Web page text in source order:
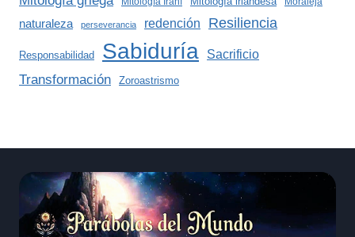
naturaleza perseverancia redención Resiliencia
Responsabilidad Sabiduría Sacrificio
Transformación Zoroastrismo